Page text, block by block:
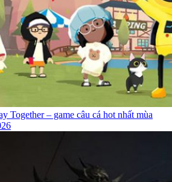
Together – game câu cá hot nhất mùa